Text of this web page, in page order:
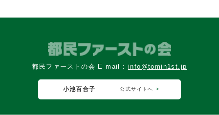
都民ファーストの会 E-mail :info@tomin1st.jp
小池百合子 公式サイトへ